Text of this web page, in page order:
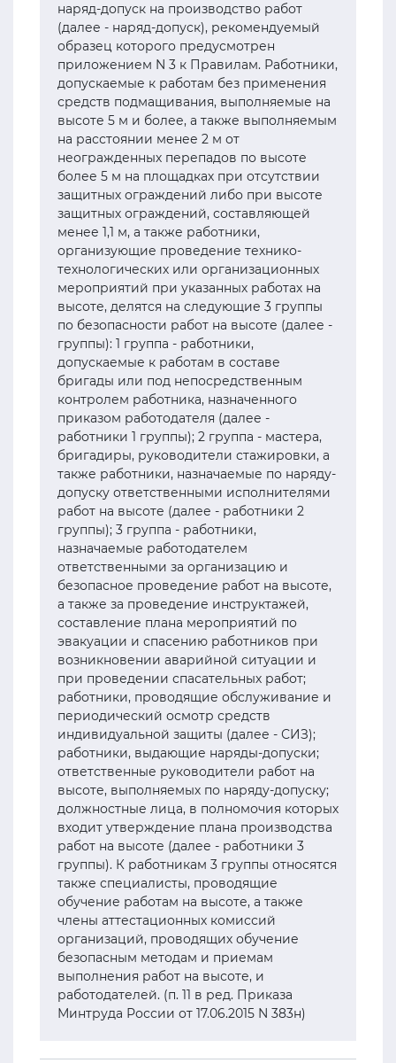
наряд-допуск на производство работ
(далее - наряд-допуск), рекомендуемый
образец которого предусмотрен
приложением N 3 к Правилам. Работники,
допускаемые к работам без применения
средств подмащивания, выполняемые на
высоте 5 м и более, а также выполняемым
на расстоянии менее 2 м от
неогражденных перепадов по высоте
более 5 м на площадках при отсутствии
защитных ограждений либо при высоте
защитных ограждений, составляющей
менее 1,1 м, а также работники,
организующие проведение технико-
технологических или организационных
мероприятий при указанных работах на
высоте, делятся на следующие 3 группы
по безопасности работ на высоте (далее -
группы): 1 группа - работники,
допускаемые к работам в составе
бригады или под непосредственным
контролем работника, назначенного
приказом работодателя (далее -
работники 1 группы); 2 группа - мастера,
бригадиры, руководители стажировки, а
также работники, назначаемые по наряду-
допуску ответственными исполнителями
работ на высоте (далее - работники 2
группы); 3 группа - работники,
назначаемые работодателем
ответственными за организацию и
безопасное проведение работ на высоте,
а также за проведение инструктажей,
составление плана мероприятий по
эвакуации и спасению работников при
возникновении аварийной ситуации и
при проведении спасательных работ;
работники, проводящие обслуживание и
периодический осмотр средств
индивидуальной защиты (далее - СИЗ);
работники, выдающие наряды-допуски;
ответственные руководители работ на
высоте, выполняемых по наряду-допуску;
должностные лица, в полномочия которых
входит утверждение плана производства
работ на высоте (далее - работники 3
группы). К работникам 3 группы относятся
также специалисты, проводящие
обучение работам на высоте, а также
члены аттестационных комиссий
организаций, проводящих обучение
безопасным методам и приемам
выполнения работ на высоте, и
работодателей. (п. 11 в ред. Приказа
Минтруда России от 17.06.2015 N 383н)